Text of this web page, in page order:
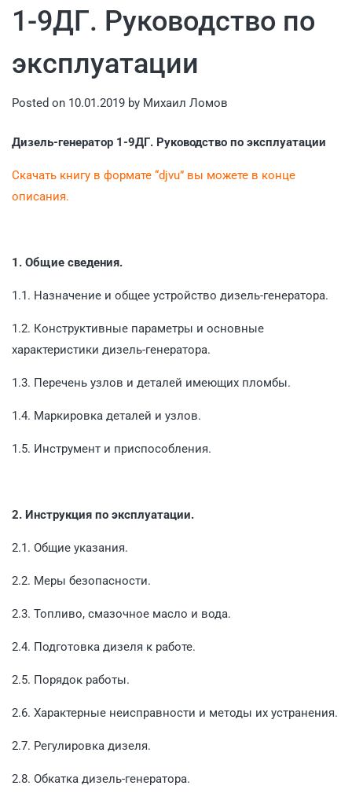
1-9ДГ. Руководство по
эксплуатации
Posted on 10.01.2019 by Михаил Ломов
Дизель-генератор 1-9ДГ. Руководство по эксплуатации
Скачать книгу в формате “djvu” вы можете в конце
описания.
1. Общие сведения.
1.1. Назначение и общее устройство дизель-генератора.
1.2. Конструктивные параметры и основные
характеристики дизель-генератора.
1.3. Перечень узлов и деталей имеющих пломбы.
1.4. Маркировка деталей и узлов.
1.5. Инструмент и приспособления.
2. Инструкция по эксплуатации.
2.1. Общие указания.
2.2. Меры безопасности.
2.3. Топливо, смазочное масло и вода.
2.4. Подготовка дизеля к работе.
2.5. Порядок работы.
2.6. Характерные неисправности и методы их устранения.
2.7. Регулировка дизеля.
2.8. Обкатка дизель-генератора.